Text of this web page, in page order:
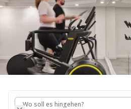
Wo soll es hingehen?
Wo soll es hingehen?